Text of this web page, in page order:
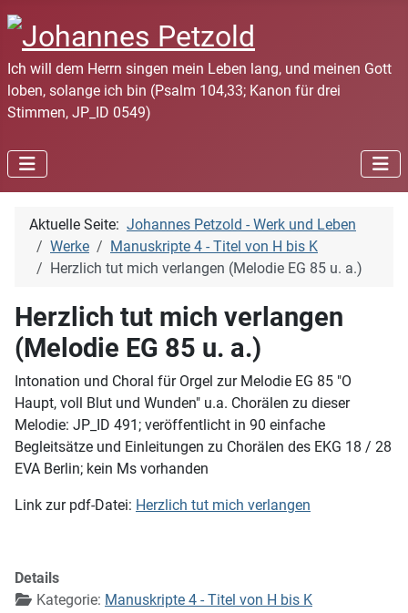
Ich will dem Herrn singen mein Leben lang, und meinen Gott
loben, solange ich bin (Psalm 104,33; Kanon für drei
Stimmen, JP_ID 0549)
Aktuelle Seite: Johannes Petzold - Werk und Leben
Werke
Manuskripte 4 - Titel von H bis K
Herzlich tut mich verlangen (Melodie EG 85 u. a.)
Herzlich tut mich verlangen
(Melodie EG 85 u. a.)
Intonation und Choral für Orgel zur Melodie EG 85 "O
Haupt, voll Blut und Wunden" u.a. Chorälen zu dieser
Melodie: JP_ID 491; veröffentlicht in 90 einfache
Begleitsätze und Einleitungen zu Chorälen des EKG 18 / 28
EVA Berlin; kein Ms vorhanden
Link zur pdf-Datei: Herzlich tut mich verlangen
Details
Kategorie: Manuskripte 4 - Titel von H bis K